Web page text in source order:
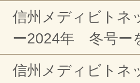
信州メディビトネ
ー2024年 冬号ー
信州メディビトネ